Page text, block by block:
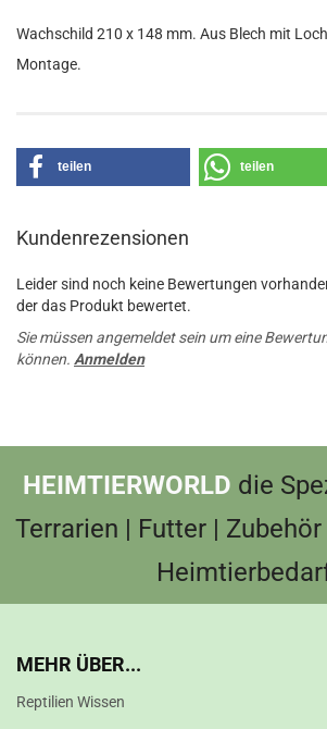
Wachschild 210 x 148 mm. Aus Blech mit
Montage.
teilen teilen
Kundenrezensionen
Leider sind noch keine Bewertungen
der das Produkt bewertet.
Sie müssen angemeldet sein um eine
können. Anmelden
HEIMTIERWORLD die
Terrarien | Futter |
MEHR ÜBER...
Reptilien Wissen